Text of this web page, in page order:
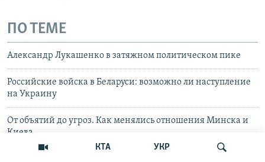
КТА УКР
ПО ТЕМЕ
Александр Лукашенко в затяжном политическом пике
Российские войска в Беларуси: возможно ли наступление
на Украину
От объятий до угроз. Как менялись отношения Минска и
Киева